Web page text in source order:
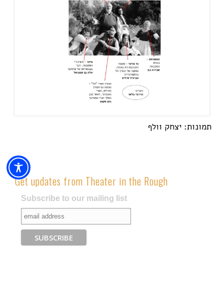
תמונות: יצחק וולף
Get updates from Theater in the Rough
Subscribe to our mailing list